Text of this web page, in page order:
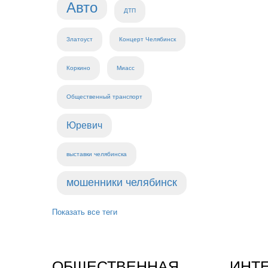
Авто ДТП
Златоуст Концерт Челябинск
Коркино Миасс
Общественный транспорт
Юревич
выставки челябинска
мошенники челябинск
Показать все теги